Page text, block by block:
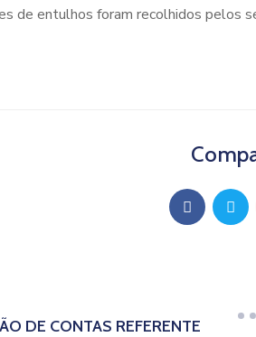
de entulhos foram recolhidos pelos
DE CONTAS REFERENTE